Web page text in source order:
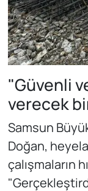
"Güvenli
verecek
Samsun
Doğan,
çalışmaların